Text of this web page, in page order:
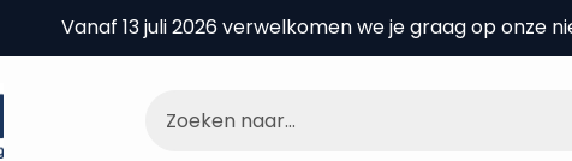
Vanaf 13 juli 2026 verwelkomen we je graag op onze